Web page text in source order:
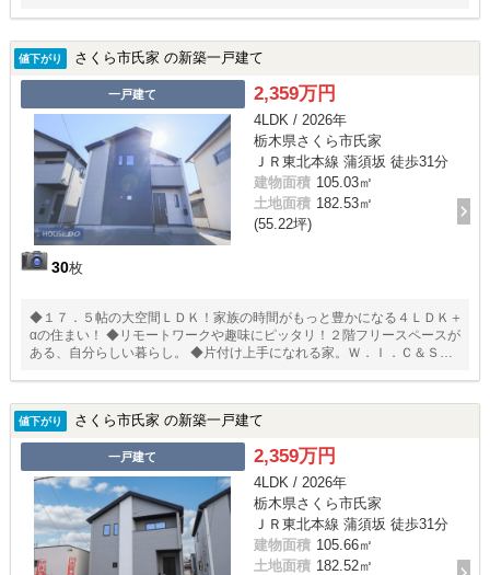
値下がり さくら市氏家 の新築一戸建て
一戸建て
30枚
2,359万円
4LDK / 2026年
栃木県さくら市氏家
ＪＲ東北本線 蒲須坂 徒歩31分
建物面積 105.03㎡
土地面積 182.53㎡
(55.22坪)
◆１７．５帖の大空間ＬＤＫ！家族の時間がもっと豊かになる４ＬＤＫ＋
αの住まい！ ◆リモートワークや趣味にピッタリ！２階フリースペースが
ある、自分らしい暮らし。 ◆片付け上手になれる家。Ｗ．Ｉ．Ｃ＆Ｓ．
ムーズな好立地
値下がり さくら市氏家 の新築一戸建て
一戸建て 2,359万円
4LDK / 2026年
栃木県さくら市氏家
ＪＲ東北本線 蒲須坂 徒歩31分
建物面積 105.66㎡
土地面積 182.52㎡